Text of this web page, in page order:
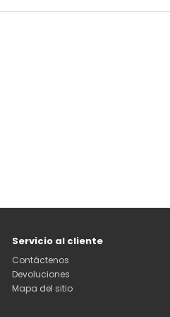
Servicio al cliente
Contáctenos
Devoluciones
Mapa del sitio